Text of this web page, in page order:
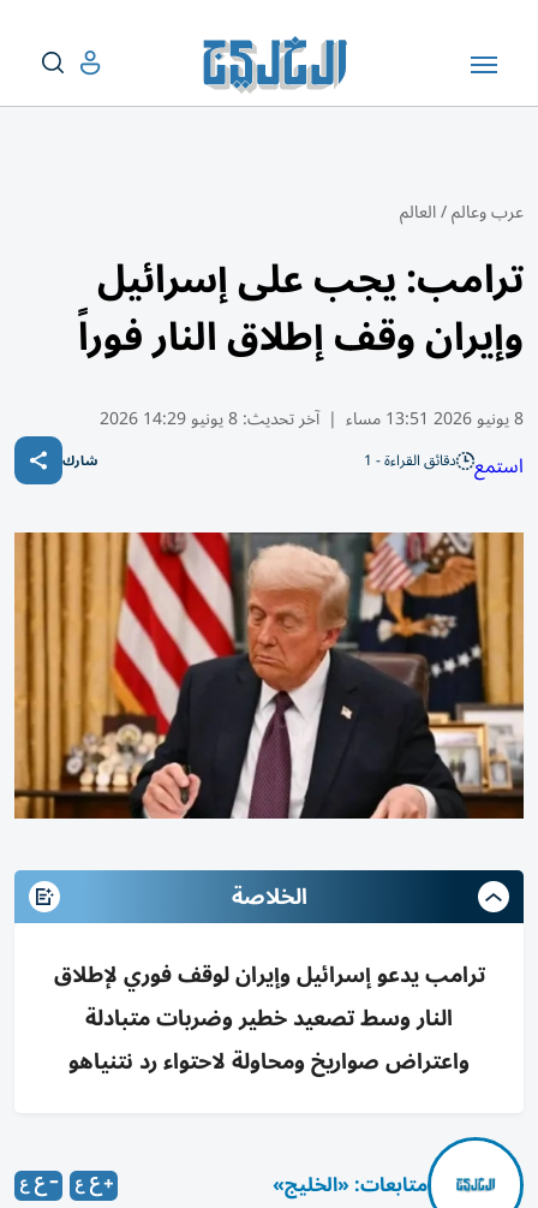
عرب وعالم/العالم
ترامب: يجب على إسرائيل
وإيران وقف إطلاق النار فوراً
8 يونيو 2026 13:51 مساء | آخر تحديث:8 يونيو 14:29 2026
استمع دقائق القراءة - 1 شارك
الخلاصة
ترامب يدعو إسرائيل وإيران لوقف فوري لإطلاق
النار وسط تصعيد خطير وضربات متبادلة
واعتراض صواريخ ومحاولة لاحتواء رد نتنياهو
متابعات: «الخليج»